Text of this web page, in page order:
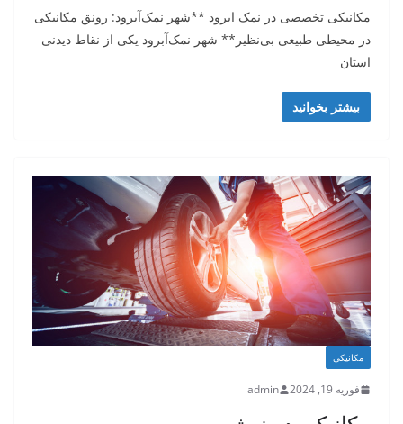
مکانیکی تخصصی در نمک ابرود **شهر نمک‌آبرود: رونق مکانیکی
در محیطی طبیعی بی‌نظیر** شهر نمک‌آبرود یکی از نقاط دیدنی
استان
بیشتر بخوانید
مکانیکی
فوریه 19, 2024 admin